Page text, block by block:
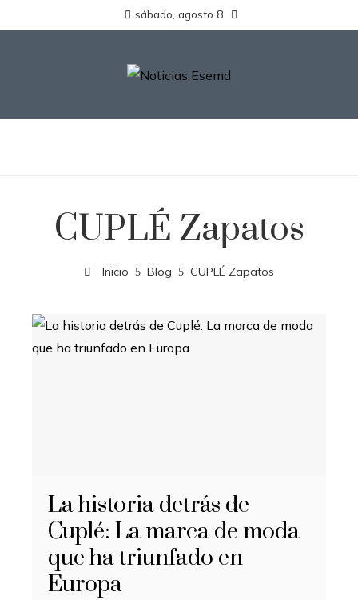
sábado, agosto 8
CUPLÉ Zapatos
Inicio Blog CUPLÉ Zapatos
La historia detrás de
Cuplé: La marca de moda
que ha triunfado en
Europa